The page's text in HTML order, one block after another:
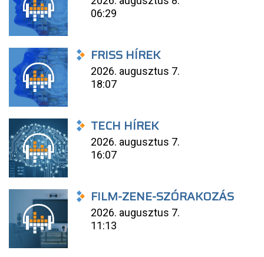
06:29
FRISS HÍREK
2026. augusztus 7.
18:07
TECH HÍREK
2026. augusztus 7.
16:07
FILM-ZENE-SZÓRAKOZÁS
2026. augusztus 7.
11:13